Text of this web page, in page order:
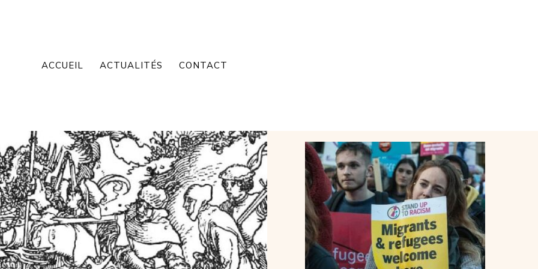
ACCUEIL ACTUALITÉS CONTACT